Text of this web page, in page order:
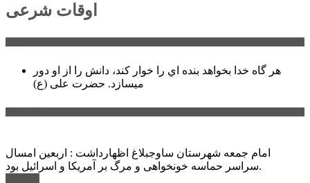
اوقات شرعی
هر گاه خدا بخواهد بنده اي را خوار كند، دانش را از او دور
میسازد. حضرت علی (ع)
امام جمعه شهرستان ساوجبلاغ اظهارداشت : اربعین امسال
سراسر حماسه خونخواهی و مرگ بر آمریکا و اسرائیل بود.